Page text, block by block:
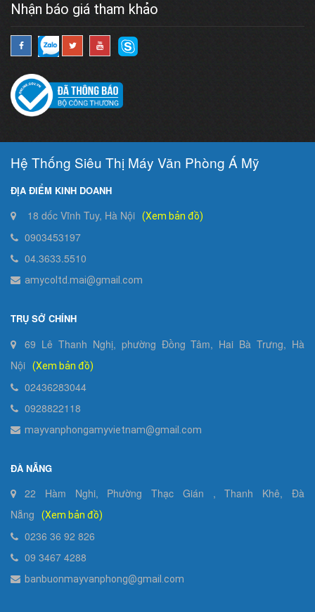
Nhận báo giá tham khảo
Hệ Thống Siêu Thị Máy Văn Phòng Á Mỹ
ĐỊA ĐIỂM KINH DOANH
18 dốc Vĩnh Tuy, Hà Nội (Xem bản đồ)
0903453197
04.3633.5510
amycoltd.mai@gmail.com
TRỤ SỞ CHÍNH
69 Lê Thanh Nghị, phường Đồng Tâm, Hai Bà Trưng, Hà
Nội
(Xem bản đồ)
02436283044
0928822118
mayvanphongamyvietnam@gmail.com
ĐÀ NẴNG
22 Hàm Nghi, Phường Thạc Gián , Thanh Khê, Đà
Nẵng
(Xem bản đồ)
0236 36 92 826
09 3467 4288
banbuonmayvanphong@gmail.com